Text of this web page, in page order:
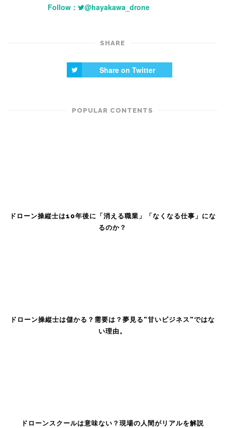
Follow：
@hayakawa_drone
SHARE
Share on Twitter
POPULAR CONTENTS
ドローン操縦士は10年後に「消える職業」「なくなる仕事」にな
るのか？
ドローン操縦士は儲かる？需要は？夢見る”甘いビジネス”ではな
い理由。
ドローンスクールは意味ない？現場の人間がリアルを解説